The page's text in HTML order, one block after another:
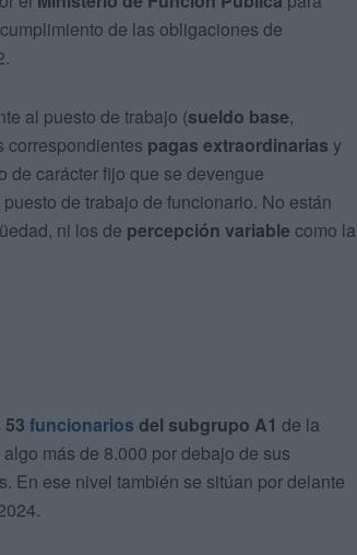
de las obligaciones de
al puesto de trabajo (sueldo base,
correspondientes pagas extraordinarias y
de carácter fijo que se devengue
de trabajo de funcionario. No están
ni los de percepción variable como la
53 funcionarios del subgrupo A1 de la
más de 8.000 por debajo de sus
En ese nivel también se sitúan por delante